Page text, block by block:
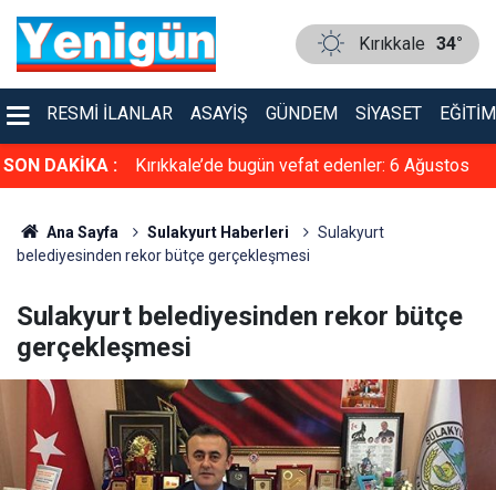
Kırıkkale 34°
RESMI İLANLAR ASAYIŞ GÜNDEM SIYASET EĞITIM
SON DAKİKA :
6 Ağustos Kırıkkale’nin yanı başında görsel şölen: Bu
Ana Sayfa Sulakyurt Haberleri
Sulakyurt
belediyesinden rekor bütçe gerçekleşmesi
Sulakyurt belediyesinden rekor bütçe
gerçekleşmesi